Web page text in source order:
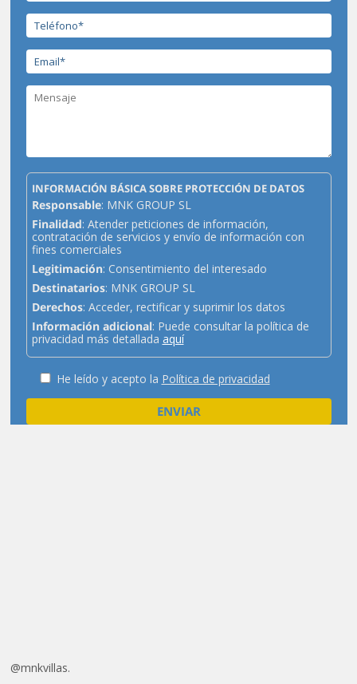
INFORMACIÓN BÁSICA SOBRE PROTECCIÓN DE DATOS
Responsable: MNK GROUP SL
Finalidad: Atender peticiones de información,
contratación de servicios y envío de información con
fines comerciales
Legitimación: Consentimiento del interesado
Destinatarios: MNK GROUP SL
Derechos: Acceder, rectificar y suprimir los datos
Información adicional: Puede consultar la política de
privacidad más detallada aquí
He leído y acepto la Política de privacidad
@mnkvillas.